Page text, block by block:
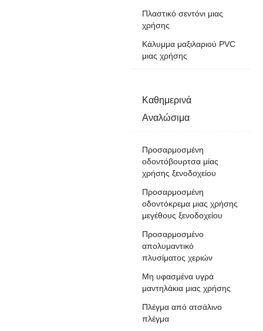
Πλαστικό σεντόνι μιας
χρήσης
Κάλυμμα μαξιλαριού PVC
μιας χρήσης
Καθημερινά
Αναλώσιμα
Προσαρμοσμένη
οδοντόβουρτσα μίας
χρήσης ξενοδοχείου
Προσαρμοσμένη
οδοντόκρεμα μιας χρήσης
μεγέθους ξενοδοχείου
Προσαρμοσμένο
απολυμαντικό
πλυσίματος χεριών
Μη υφασμένα υγρά
μαντηλάκια μιας χρήσης
Πλέγμα από ατσάλινο
πλέγμα